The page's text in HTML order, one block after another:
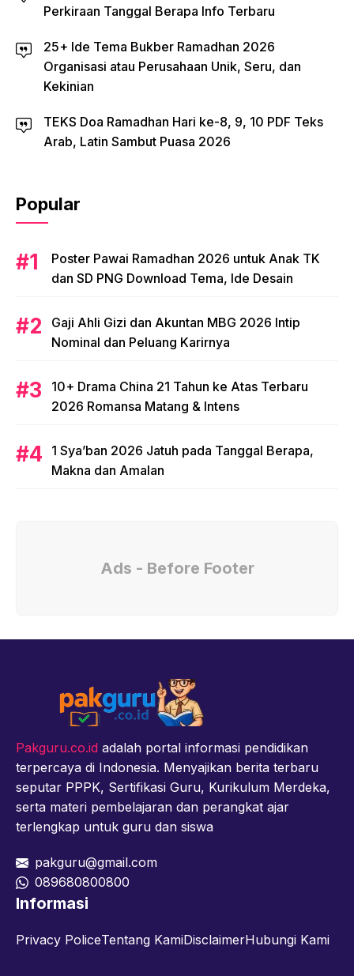
Perkiraan Tanggal Berapa Info Terbaru
25+ Ide Tema Bukber Ramadhan 2026
Organisasi atau Perusahaan Unik, Seru, dan
Kekinian
TEKS Doa Ramadhan Hari ke-8, 9, 10 PDF Teks
Arab, Latin Sambut Puasa 2026
Popular
Poster Pawai Ramadhan 2026 untuk Anak TK
dan SD PNG Download Tema, Ide Desain
Gaji Ahli Gizi dan Akuntan MBG 2026 Intip
Nominal dan Peluang Karirnya
10+ Drama China 21 Tahun ke Atas Terbaru
2026 Romansa Matang & Intens
1 Sya’ban 2026 Jatuh pada Tanggal Berapa,
Makna dan Amalan
Ads - Before Footer
Pakguru.co.id adalah portal informasi pendidikan
terpercaya di Indonesia. Menyajikan berita terbaru
seputar PPPK, Sertifikasi Guru, Kurikulum Merdeka,
serta materi pembelajaran dan perangkat ajar
terlengkap untuk guru dan siswa
pakguru@gmail.com
089680800800
Informasi
Privacy PoliceTentang KamiDisclaimerHubungi Kami